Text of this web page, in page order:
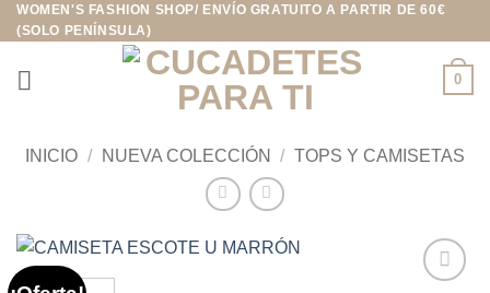
Saltar
al
contenido
WOMEN'S FASHION SHOP/ ENVÍO GRATUITO A PARTIR DE 60€
(SOLO PENÍNSULA)
0
INICIO / NUEVA COLECCIÓN / TOPS Y CAMISETAS